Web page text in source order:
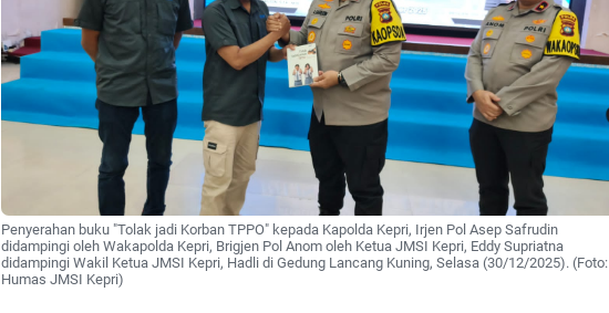
Penyerahan buku "Tolak jadi Korban TPPO" kepada Kapolda Kepri, Irjen Pol Asep Safrudin
didampingi oleh Wakapolda Kepri, Brigjen Pol Anom oleh Ketua JMSI Kepri, Eddy Supriatna
didampingi Wakil Ketua JMSI Kepri, Hadli di Gedung Lancang Kuning, Selasa (30/12/2025). (Foto:
Humas JMSI Kepri)